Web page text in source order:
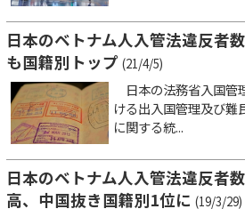
日本のベトナム人入管法違反者
も国籍別トップ (21/4/5)
日本の法務省入国管
ける出入国管理及び
に関する統...
日本のベトナム人入管法違反者
高、中国抜き国籍別1位に (19/3/29)